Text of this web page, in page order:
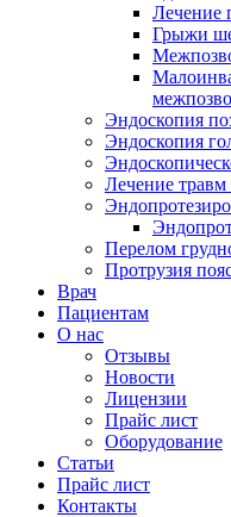
Лечение
Грыжи
Эндоскопия
Эндоскопия
Лечение
Перелом
Протрузия
Врач
Пациентам
О нас
Отзывы
Новости
Лицензии
Прайс лист
Оборудование
Статьи
Прайс лист
Контакты